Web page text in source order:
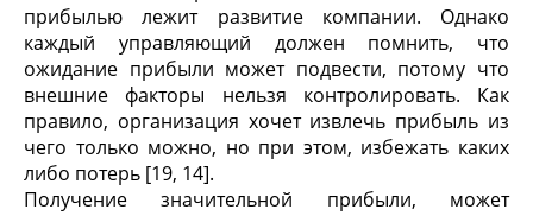
прибылью лежит развитие компании. Однако
каждый управляющий должен помнить, что
ожидание прибыли может подвести, потому что
внешние факторы нельзя контролировать. Как
правило, организация хочет извлечь прибыль из
чего только можно, но при этом, избежать каких
либо потерь [19, 14].
Получение значительной прибыли, может